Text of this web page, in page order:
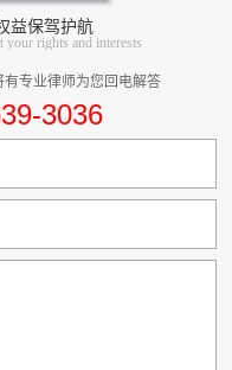
益保驾护航
your rights and interests
专业律师为您回电解答
3036